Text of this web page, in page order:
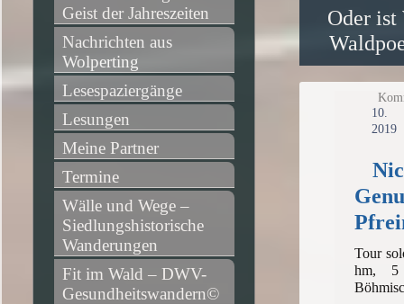
Oder ist
2019
Tour
hm, 5
Geist der Jahreszeiten
Nachrichten aus
Wolperting
Lesespaziergänge
Lesungen
Meine Partner
Termine
Wälle und Wege –
Siedlungshistorische
Wanderungen
Fit im Wald – DWV-
Gesundheitswandern©